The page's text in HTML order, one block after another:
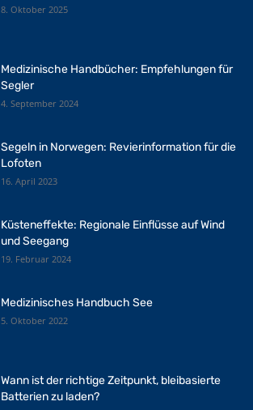
8. Oktober 2025
Medizinische Handbücher: Empfehlungen für
Segler
4. September 2024
Segeln in Norwegen: Revierinformation für die
Lofoten
16. April 2023
Küsteneffekte: Regionale Einflüsse auf Wind
und Seegang
19. Februar 2024
Medizinisches Handbuch See
5. Oktober 2022
Wann ist der richtige Zeitpunkt, bleibasierte
Batterien zu laden?